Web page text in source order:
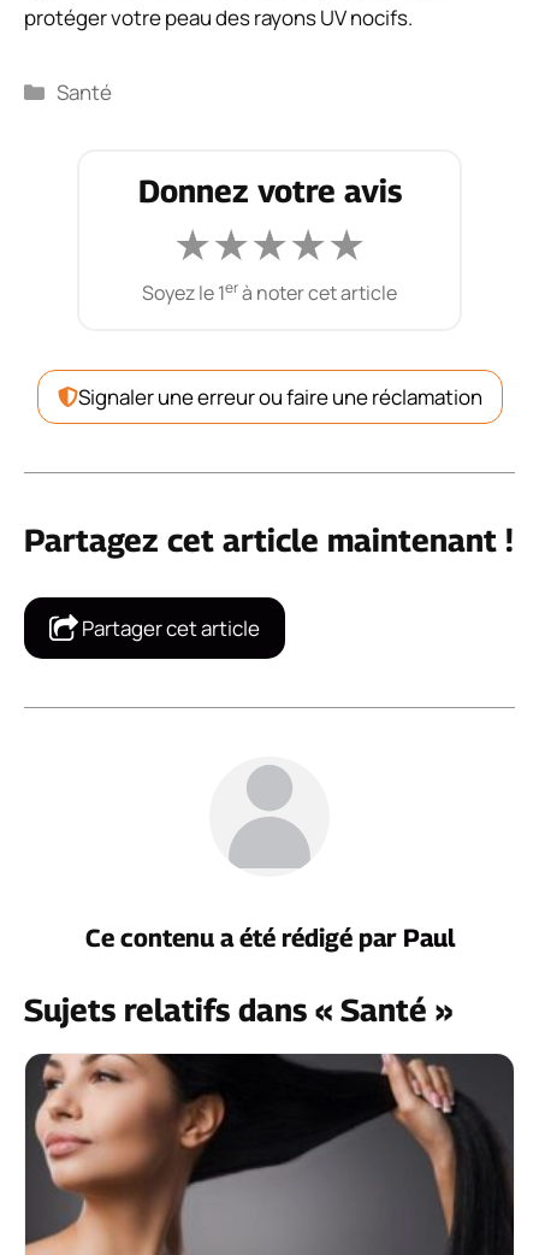
protéger votre peau des rayons UV nocifs.
Catégories
Santé
Donnez votre avis
★★★★★
Soyez le 1erà noter cet article
Signaler une erreur ou faire une réclamation
Partagez cet article maintenant !
Partager cet article
Ce contenu a été rédigé par Paul
Sujets relatifs dans « Santé »